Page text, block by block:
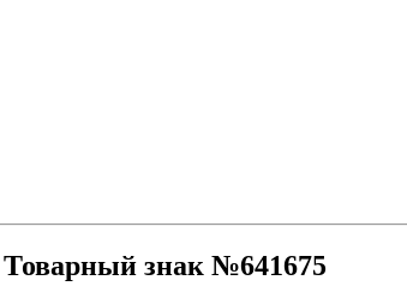
Товарный знак №641675